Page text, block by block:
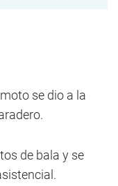
se dio a la
de bala y se